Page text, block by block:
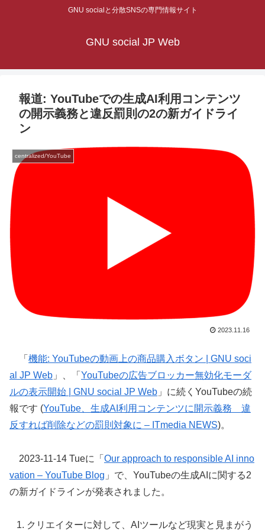
GNU socialと分散SNSの専門情報サイト
GNU social JP Web
報道: YouTubeでの生成AI利用コンテンツ
の開示義務と違反罰則の2の新ガイドライ
ン
centralized/YouTube
2023.11.16
「 機能: YouTubeの動画上の商品購入ボタン | GNU soci
al JP Web 」、「 YouTubeの広告ブロッカー無効化モーダ
ルの表示開始 | GNU social JP Web 」に続くYouTubeの続
報です (YouTube、生成AI利用コンテンツに開示義務 違
反すれば削除などの罰則対象に – ITmedia NEWS)。
2023-11-14 Tueに「 Our approach to responsible AI inno
vation – YouTube Blog 」で、YouTubeの生成AIに関する2
の新ガイドラインが発表されました。
クリエイターに対して、AIツールなど現実と見まがう